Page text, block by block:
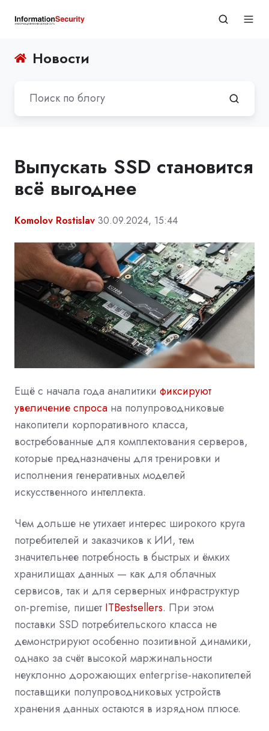
Новости
Выпускать SSD становится
всё выгоднее
Komolov Rostislav 30.09.2024, 15:44
Ещё с начала года аналитики фиксируют
увеличение спроса на полупроводниковые
накопители корпоративного класса,
востребованные для комплектования серверов,
которые предназначены для тренировки и
исполнения генеративных моделей
искусственного интеллекта.
Чем дольше не утихает интерес широкого круга
потребителей и заказчиков к ИИ, тем
значительнее потребность в быстрых и ёмких
хранилищах данных — как для облачных
сервисов, так и для серверных инфраструктур
on-premise, пишет ITBestsellers. При этом
поставки SSD потребительского класса не
демонстрируют особенно позитивной динамики,
однако за счёт высокой маржинальности
неуклонно дорожающих enterprise-накопителей
поставщики полупроводниковых устройств
хранения данных остаются в изрядном плюсе.